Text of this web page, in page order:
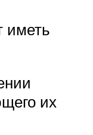
иметь
их